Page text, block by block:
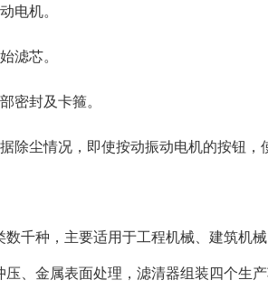
电机。
滤芯。
密封及卡箍。
除尘情况，即使按动振动电机的按钮，
数千种，主要适用于工程机械、建筑机
压、金属表面处理，滤清器组装四个生